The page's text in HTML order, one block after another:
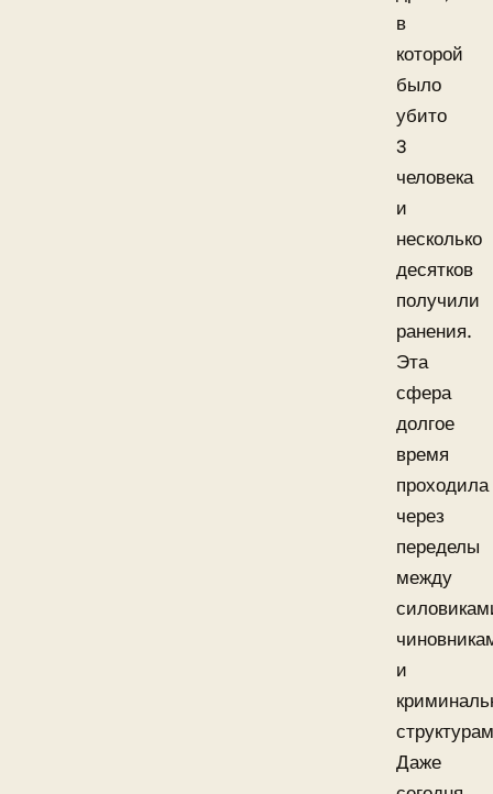
в
которой
было
убито
3
человека
и
несколько
десятков
получили
ранения.
Эта
сфера
долгое
время
проходила
через
переделы
между
и
Даже